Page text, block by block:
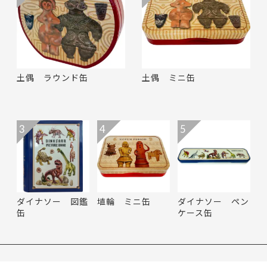
土偶 ラウンド缶 土偶 ミニ缶
ダイナソー 図鑑
缶
3
埴輪 ミニ缶
4
ダイナソー ペン
ケース缶
5